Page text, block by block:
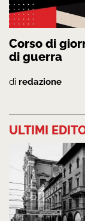
Corso di
di guerra
di redazione
ULTIMI